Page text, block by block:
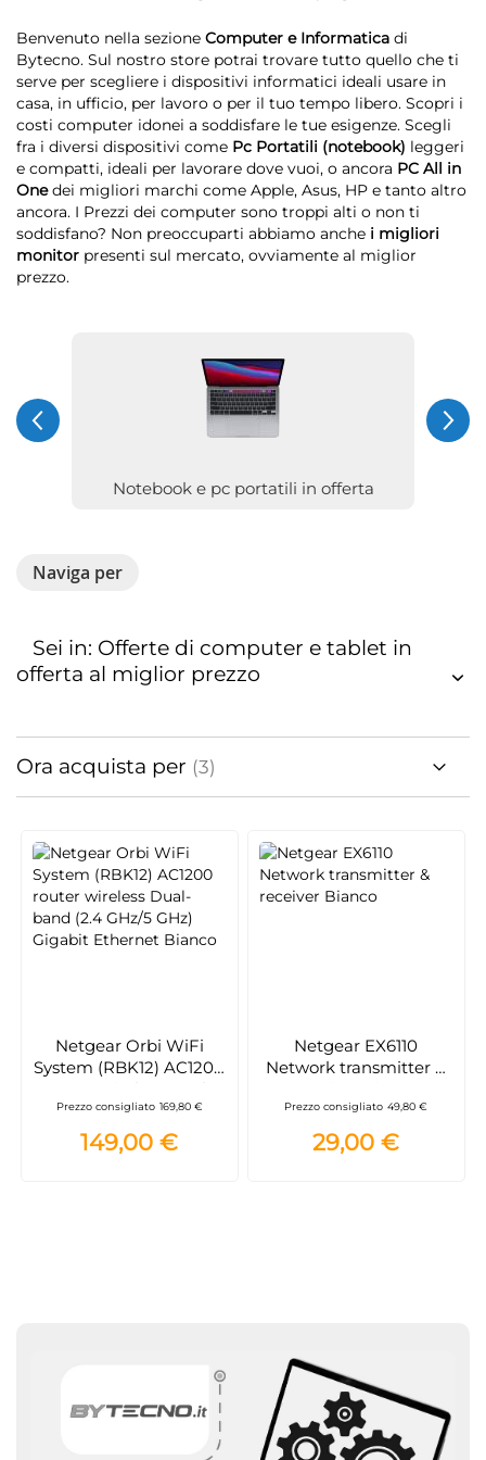
Benvenuto nella sezione Computer e Informatica di
Bytecno. Sul nostro store potrai trovare tutto quello che ti
serve per scegliere i dispositivi informatici ideali usare in
casa, in ufficio, per lavoro o per il tuo tempo libero. Scopri i
costi computer idonei a soddisfare le tue esigenze. Scegli
fra i diversi dispositivi come Pc Portatili (notebook) leggeri
e compatti, ideali per lavorare dove vuoi, o ancora PC All in
Onedei migliori marchi come Apple, Asus, HP e tanto altro
ancora. I Prezzi dei computer sono troppi alti o non ti
soddisfano? Non preoccuparti abbiamo anche i migliori
monitor presenti sul mercato, ovviamente al miglior
prezzo.
Notebook e pc portatili in offerta
Netgear Orbi WiFi
System (RBK12) AC1200
band (2.4 GHz/5 GHz)
Gigabit Ethernet
Bianco
Prezzo consigliato 169,80 €
149,00 €
Netgear EX6110
Network transmitter &
Prezzo consigliato 49,80 €
29,00 €
Sei in: Offerte di computer e tablet in
offerta al miglior prezzo
Naviga per
Ora acquista per